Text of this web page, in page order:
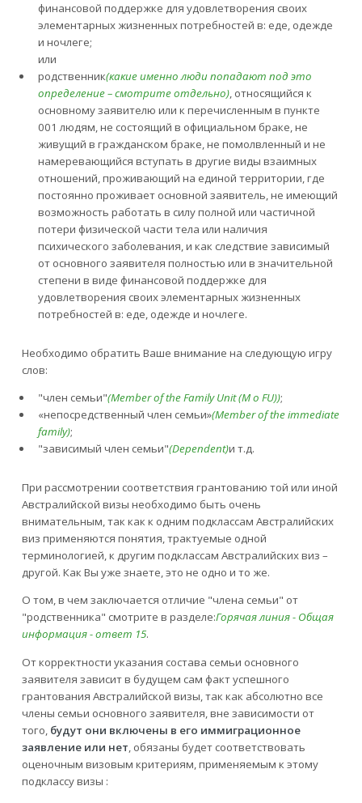
финансовой поддержке для удовлетворения своих
элементарных жизненных потребностей в: еде, одежде
и ночлеге;
или
родственник(какие именно люди попадают под это
определение – смотрите отдельно), относящийся к
основному заявителю или к перечисленным в пункте
001 людям, не состоящий в официальном браке, не
живущий в гражданском браке, не помолвленный и не
намеревающийся вступать в другие виды взаимных
отношений, проживающий на единой территории, где
постоянно проживает основной заявитель, не имеющий
возможность работать в силу полной или частичной
потери физической части тела или наличия
психического заболевания, и как следствие зависимый
от основного заявителя полностью или в значительной
степени в виде финансовой поддержке для
удовлетворения своих элементарных жизненных
потребностей в: еде, одежде и ночлеге.
Необходимо обратить Ваше внимание на следующую игру
слов:
"член семьи"(Member of the Family Unit (M о FU));
«непосредственный член семьи»(Member of the immediate
family);
"зависимый член семьи"(Dependent)и т.д.
При рассмотрении соответствия грантованию той или иной
Австралийской визы необходимо быть очень
внимательным, так как к одним подклассам Австралийских
виз применяются понятия, трактуемые одной
терминологией, к другим подклассам Австралийских виз –
другой. Как Вы уже знаете, это не одно и то же.
О том, в чем заключается отличие "члена семьи" от
"родственника" смотрите в разделе:Горячая линия - Общая
информация - ответ 15.
От корректности указания состава семьи основного
заявителя зависит в будущем сам факт успешного
грантования Австралийской визы, так как абсолютно все
члены семьи основного заявителя, вне зависимости от
того, будут они включены в его иммиграционное
заявление или нет, обязаны будет соответствовать
оценочным визовым критериям, применяемым к этому
подклассу визы :